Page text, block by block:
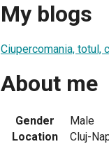
My blogs
Ciupercomania, totul,
About me
Gender
Male
Location
Cluj-